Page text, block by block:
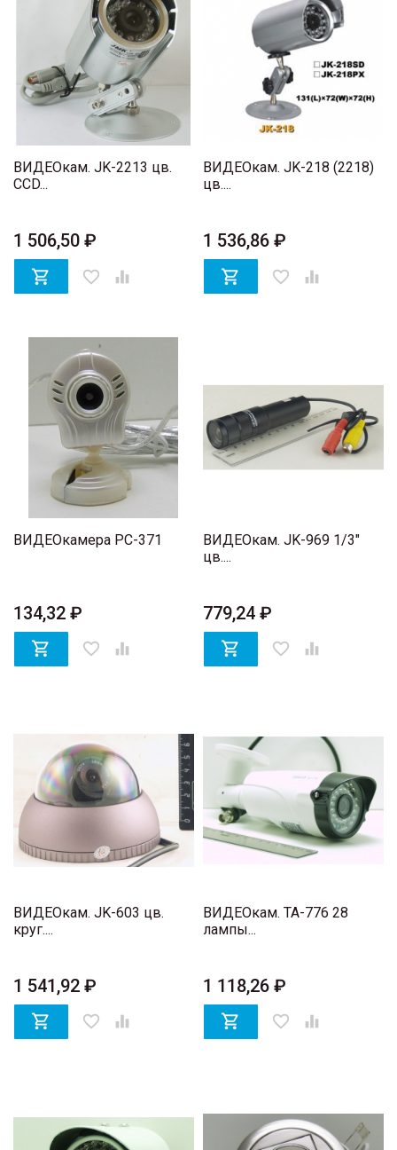
ВИДЕОкам. JK-2213 цв.
CCD...
1 506,50 ₽
 favorite_border 
ВИДЕОкам. JK-218 (2218)
цв....
1 536,86 ₽
 favorite_border 
ВИДЕОкамера PC-371
134,32 ₽
 favorite_border 
ВИДЕОкам. JK-969 1/3"
цв....
779,24 ₽
 favorite_border 
ВИДЕОкам. JK-603 цв.
круг....
1 541,92 ₽
 favorite_border 
ВИДЕОкам. TA-776 28
лампы...
1 118,26 ₽
 favorite_border 